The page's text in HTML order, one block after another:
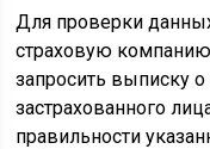
Для проверки
страховую
запросить выписку о
застрахованного
правильности